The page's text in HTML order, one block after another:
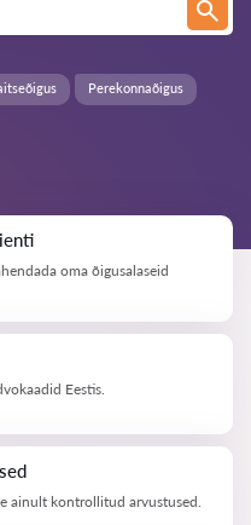
Perekonnaõigus
oma õigusalaseid
Eestis.
ainult kontrollitud arvustused.